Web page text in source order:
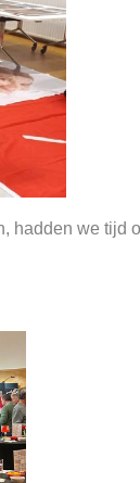
we tijd